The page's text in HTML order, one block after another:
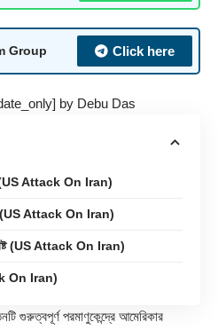
Group Click here
by Debu Das
(US Attack On Iran)
(US Attack On Iran)
(US Attack On Iran)
On Iran)
গুরুত্বপূর্ণ পরমাণুকেন্দ্রে আমেরিকার